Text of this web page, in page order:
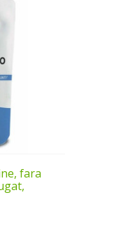
fara